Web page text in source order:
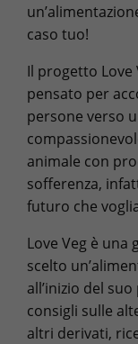
caso tuo!
Il progetto Love
pensato per
persone verso
animale con
sofferenza,
futuro che
Love Veg è una
scelto
all’inizio del
consigli sulle
altri derivati,